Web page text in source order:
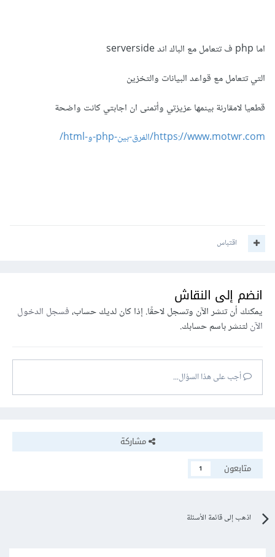
اما php ف تتعامل مع الباك اند serverside
التي تتعامل مع قواعد البيانات والتخزين
قطعيا لامقارنة بينمها عزيزتي وأتمنى ان اجابتي كانت واضحة
https://www.motwr.com/الفرق-بين-php-و-html/
اقتباس
انضم إلى النقاش
يمكنك أن تنشر الآن وتسجل لاحقًا. إذا كان لديك حساب،فسجل الدخول
الآنلتنشر باسم حسابك.
أجب على هذا السؤال...
مشاركة
متابعون
1
اذهب إلى قائمة الأسئلة